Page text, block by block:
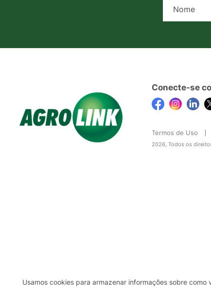
Conecte-se
Termos de Uso
2026, Todos os
Usamos cookies para armazenar informações sobre